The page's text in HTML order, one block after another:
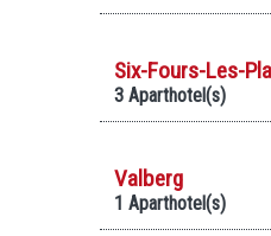
Six-Fours-Les-
3 Aparthotel(s)
Valberg
1 Aparthotel(s)